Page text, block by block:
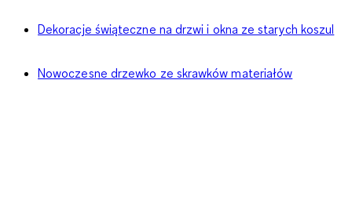
Dekoracje świąteczne na drzwi i okna ze starych koszul
Nowoczesne drzewko ze skrawków materiałów